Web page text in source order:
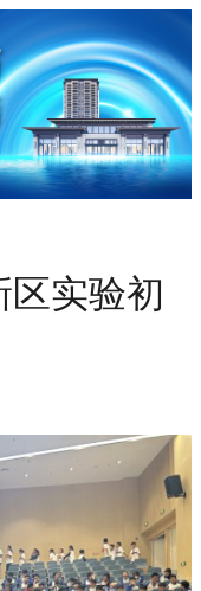
区实验初